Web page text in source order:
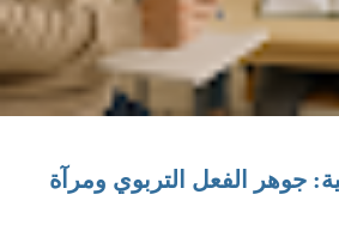
جوهر الفعل التربوي ومرآة